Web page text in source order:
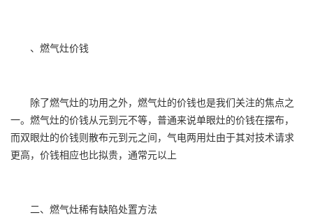
、燃气灶价钱
除了燃气灶的功用之外，燃气灶的价钱也是我们关注的焦点之
一。燃气灶的价钱从元到元不等，普通来说单眼灶的价钱在摆布，
而双眼灶的价钱则散布元到元之间，气电两用灶由于其对技术请求
更高，价钱相应也比拟贵，通常元以上
二、燃气灶稀有缺陷处置方法